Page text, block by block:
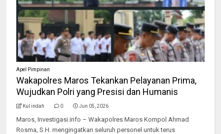
Apel Pimpinan
Wakapolres Maros Tekankan Pelayanan Prima,
Wujudkan Polri yang Presisi dan Humanis
Kul indah 0 Jun 05, 2026
Maros, Investigasi.info – Wakapolres Maros Kompol Ahmad
Rosma, S.H. mengingatkan seluruh personel untuk terus